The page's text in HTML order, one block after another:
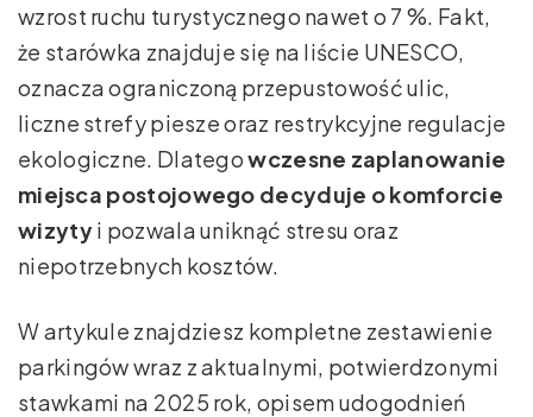
wzrost ruchu turystycznego nawet o 7 %. Fakt,
że starówka znajduje się na liście UNESCO,
oznacza ograniczoną przepustowość ulic,
liczne strefy piesze oraz restrykcyjne regulacje
ekologiczne. Dlategowczesne zaplanowanie
miejsca postojowego decyduje o komforcie
wizytyi pozwala uniknąć stresu oraz
niepotrzebnych kosztów.
W artykule znajdziesz kompletne zestawienie
parkingów wraz z aktualnymi, potwierdzonymi
stawkami na 2025 rok, opisem udogodnień